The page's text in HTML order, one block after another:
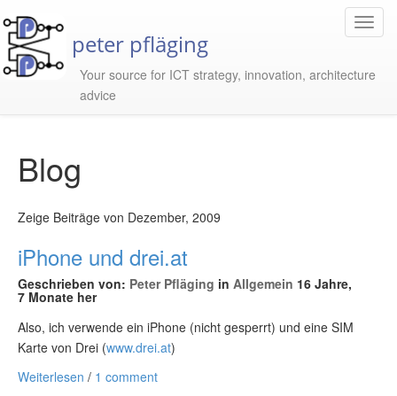
peter pfläging
Your source for ICT strategy, innovation, architecture
advice
Blog
Zeige Beiträge von Dezember, 2009
iPhone und drei.at
Geschrieben von: Peter Pfläging in Allgemein 16 Jahre,
7 Monate her
Also, ich verwende ein iPhone (nicht gesperrt) und eine SIM
Karte von Drei (www.drei.at)
Weiterlesen / 1 comment